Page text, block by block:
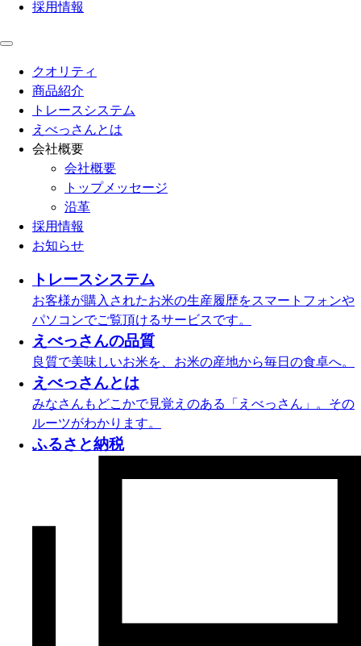
採用情報
クオリティ
商品紹介
トレースシステム
えべっさんとは
会社概要
会社概要
トップメッセージ
沿革
採用情報
お知らせ
トレースシステム
お客様が購入されたお米の生産履歴をスマートフォンや
パソコンでご覧頂けるサービスです。
えべっさんの品質
良質で美味しいお米を、お米の産地から毎日の食卓へ。
えべっさんとは
みなさんもどこかで見覚えのある「えべっさん」。その
ルーツがわかります。
ふるさと納税